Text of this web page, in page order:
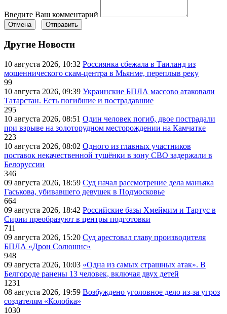
Введите Ваш комментарий
Отмена Отправить
Другие Новости
10 августа 2026, 10:32 Россиянка сбежала в Таиланд из
мошеннического скам-центра в Мьянме, переплыв реку
99
10 августа 2026, 09:39 Украинские БПЛА массово атаковали
Татарстан. Есть погибшие и пострадавшие
295
10 августа 2026, 08:51 Один человек погиб, двое пострадали
при взрыве на золоторудном месторождении на Камчатке
223
10 августа 2026, 08:02 Одного из главных участников
поставок некачественной тушёнки в зону СВО задержали в
Белоруссии
346
09 августа 2026, 18:59 Суд начал рассмотрение дела маньяка
Гаськова, убивавшего девушек в Подмосковье
664
09 августа 2026, 18:42 Российские базы Хмеймим и Тартус в
Сирии преобразуют в центры подготовки
711
09 августа 2026, 15:20 Суд арестовал главу производителя
БПЛА «Дрон Солюшнс»
948
09 августа 2026, 10:03 «Одна из самых страшных атак». В
Белгороде ранены 13 человек, включая двух детей
1231
08 августа 2026, 19:59 Возбуждено уголовное дело из-за угроз
создателям «Колобка»
1030